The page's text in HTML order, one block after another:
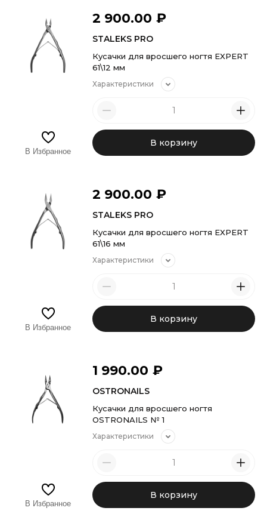
2 900.00 ₽
STALEKS PRO
Кусачки для вросшего ногтя EXPERT
61\12 мм
Характеристики
В корзину
В Избранное
2 900.00 ₽
STALEKS PRO
Кусачки для вросшего ногтя EXPERT
61\16 мм
Характеристики
В корзину
В Избранное
1 990.00 ₽
OSTRONAILS
Кусачки для вросшего ногтя
OSTRONAILS № 1
Характеристики
В корзину
В Избранное